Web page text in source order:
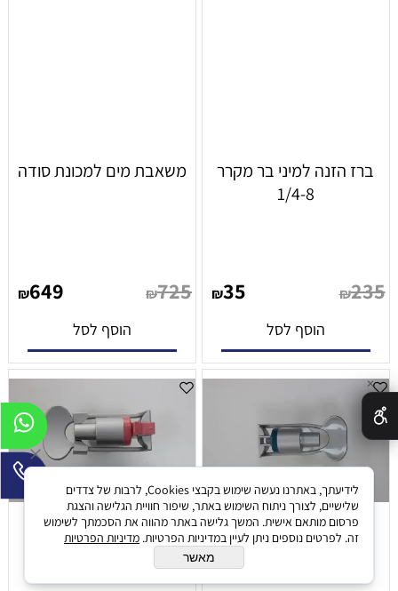
ברז הזנה למיני בר מקרר
1/4-8
₪235
₪35
הוסף לסל
משאבת מים למכונת סודה
₪725
₪649
הוסף לסל
✕
לידיעתך, באתרנו נעשה שימוש בקבצי Cookies, לרבות של צדדים
שלישיים, לצורך ניתוח השימוש באתר, שיפור חוויית הגלישה והצגת
פרסום מותאם אישית. המשך גלישה באתר מהווה את הסכמתך לשימוש
זה. לפרטים נוספים ניתן לעיין במדיניות הפרטיות. מדיניות הפרטיות
מאשר